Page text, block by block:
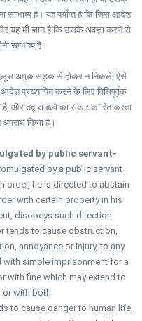
सम्भाव्य है। यह पर्याप्त है कि जिस आदेश
यह भी ज्ञान है कि उसके अवज्ञा करने से
सम्भाव्य है।
अमुक सड़क से होकर न निकले, ऐसे
आदेश प्रख्यापित करने के लिए विधिपूर्वक
तद्वारा बल्वे का संकट कारित करता
अपराध किया है।
by public servant-
by a public servant
order, he is directed to abstain
with certain property in his
disobeys such direction.
tends to cause obstruction,
annoyance or injury, to any
simple imprisonment for a
with fine which may extend to
or with both;
to cause danger to human life,